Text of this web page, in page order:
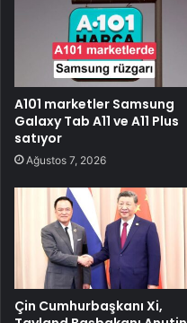
A101 marketler Samsung
Galaxy Tab A11 ve A11 Plus
satıyor
Ağustos 7, 2026
Çin Cumhurbaşkanı Xi,